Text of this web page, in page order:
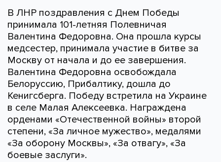
В ЛНР поздравления с Днем Победы
принимала 101-летняя Полевничая
Валентина Федоровна. Она прошла курсы
медсестер, принимала участие в битве за
Москву от начала и до ее завершения.
Валентина Федоровна освобождала
Белоруссию, Прибалтику, дошла до
Кенигсберга. Победу встретила на Украине
в селе Малая Алексеевка. Награждена
орденами «Отечественной войны» второй
степени, «За личное мужество», медалями
«За оборону Москвы», «За отвагу», «За
боевые заслуги».